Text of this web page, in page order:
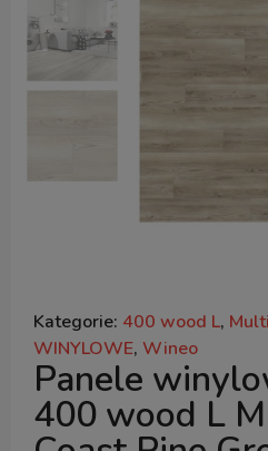
Kategorie: 400 wood L,
WINYLOWE, Wineo
Panele
400 wood L